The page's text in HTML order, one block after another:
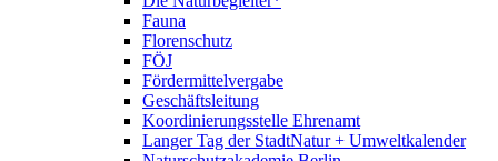
Fauna
Florenschutz
FÖJ
Fördermittelvergabe
Geschäftsleitung
Koordinierungsstelle Ehrenamt
Langer Tag der StadtNatur + Umweltkalender